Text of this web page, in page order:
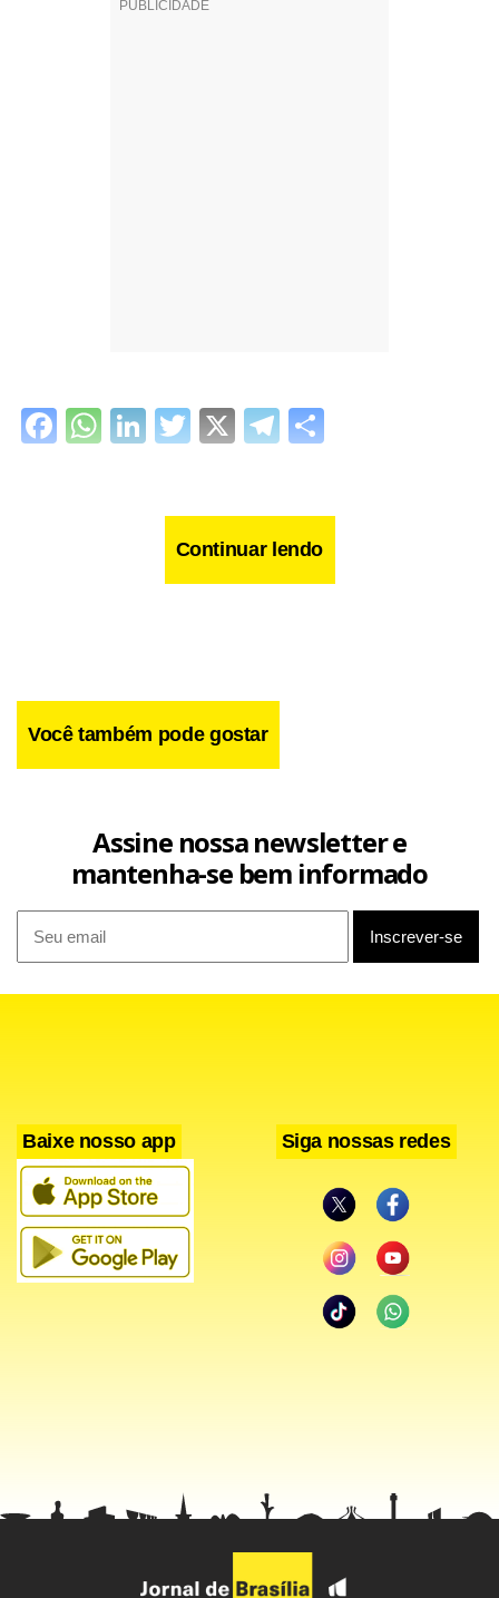
Facebook
WhatsApp
LinkedIn
Twitter
X Telegram
Continuar lendo
Você também pode gostar
Assine nossa newsletter e
mantenha-se bem informado
Baixe nosso app Siga nossas redes